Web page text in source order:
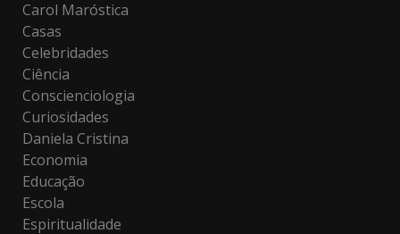
Carol Maróstica
Casas
Celebridades
Ciência
Conscienciologia
Curiosidades
Daniela Cristina
Economia
Educação
Escola
Espiritualidade